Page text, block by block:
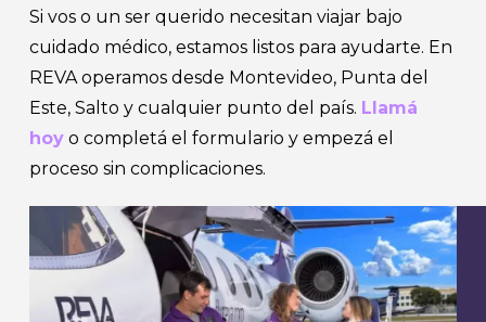
Si vos o un ser querido necesitan viajar bajo
cuidado médico, estamos listos para ayudarte. En
REVA operamos desde Montevideo, Punta del
Este, Salto y cualquier punto del país. Llamá
hoyo completá el formulario y empezá el
proceso sin complicaciones.